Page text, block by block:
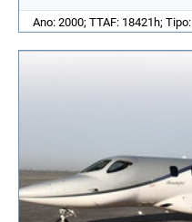
Ano: 2000; TTAF: 18421h;